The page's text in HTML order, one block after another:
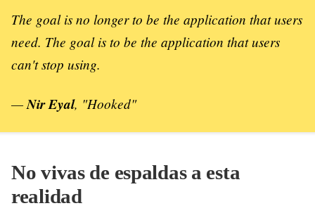
The goal is no longer to be the application that users
need. The goal is to be the application that users
can't stop using.
—Nir Eyal, "Hooked"
No vivas de espaldas a esta
realidad